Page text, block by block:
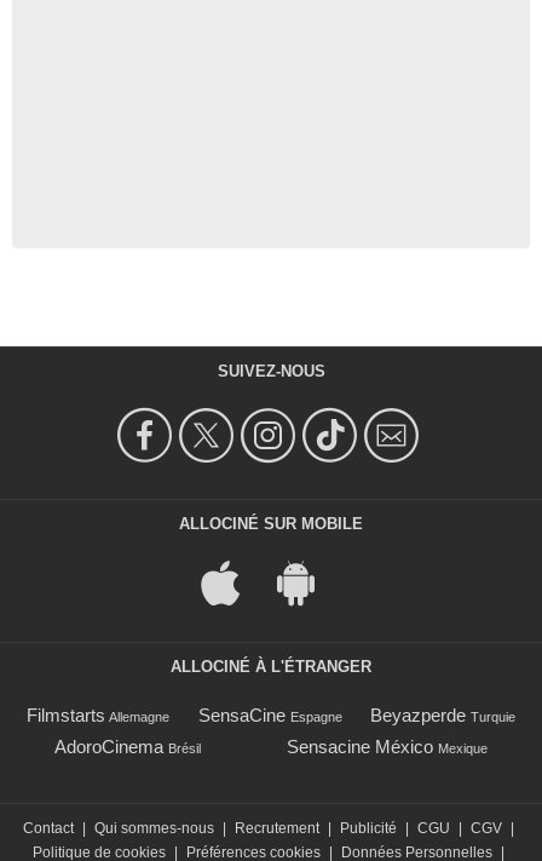
SUIVEZ-NOUS
ALLOCINÉ SUR MOBILE
ALLOCINÉ À L'ÉTRANGER
Filmstarts Allemagne SensaCine Espagne Beyazperde Turquie
AdoroCinema Brésil Sensacine México Mexique
Contact | Qui sommes-nous | Recrutement | Publicité | CGU | CGV |
Politique de cookies | Préférences cookies | Données Personnelles |